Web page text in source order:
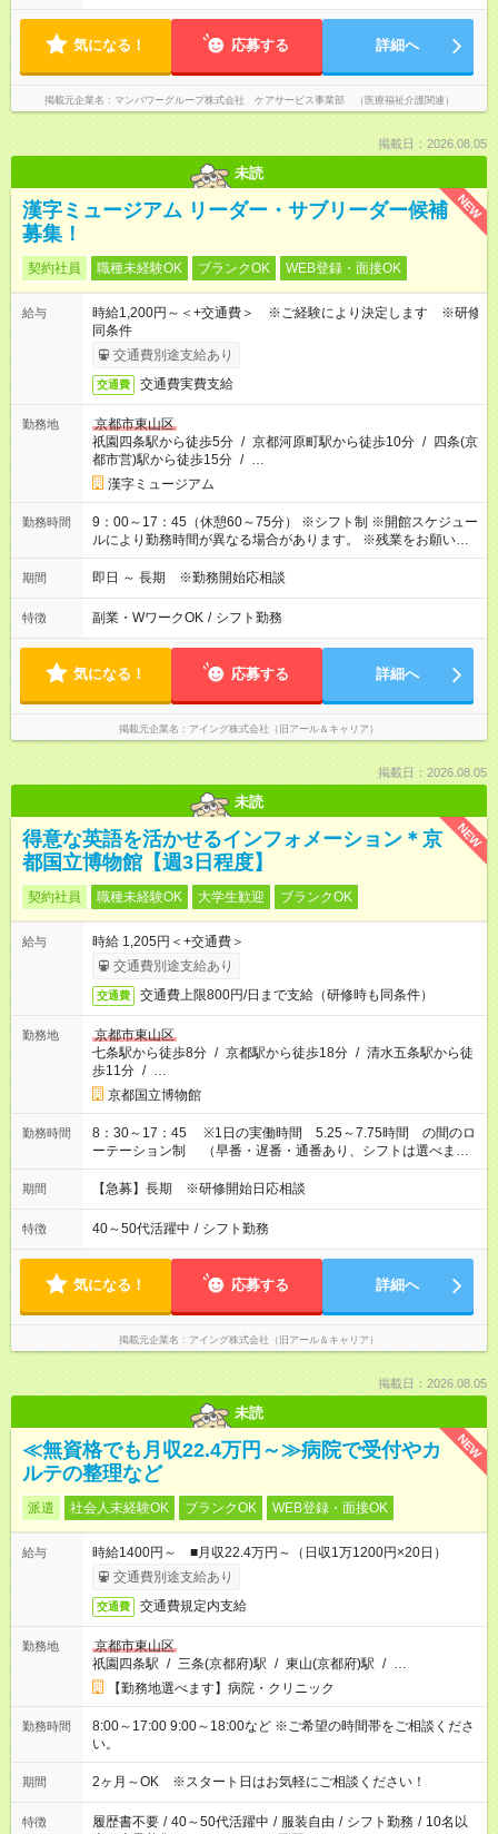
気になる！ 応募する 詳細へ
掲載元企業名 マンパワーグループ株式会社 ケアサービス事業部 （医療福祉介護関連）
掲載日：2026.08.05
未読
NEW
漢字ミュージアム リーダー・サブリーダー候補
募集！
契約社員 職種未経験OK ブランクOK WEB登録・面接OK
給与
時給1,200円～＜+交通費＞ ※ご経験により決定します ※研修
同条件
交通費別途支給あり
交通費 交通費実費支給
勤務地
京都市東山区
祇園四条駅から徒歩5分 / 京都河原町駅から徒歩10分 / 四条(京
都市営)駅から徒歩15分 / …
漢字ミュージアム
勤務時間
9：00～17：45（休憩60～75分） ※シフト制 ※開館スケジュー
ルにより勤務時間が異なる場合があります。 ※残業をお願いす
る場合があります。
期間 即日 ～ 長期 ※勤務開始応相談
特徴 副業・WワークOK / シフト勤務
気になる！ 応募する 詳細へ
掲載元企業名 アイング株式会社（旧アール＆キャリア）
掲載日：2026.08.05
未読
NEW
得意な英語を活かせるインフォメーション＊京
都国立博物館【週3日程度】
契約社員 職種未経験OK 大学生歓迎 ブランクOK
給与
時給 1,205円＜+交通費＞
交通費別途支給あり
交通費 交通費上限800円/日まで支給（研修時も同条件）
勤務地
京都市東山区
七条駅から徒歩8分 / 京都駅から徒歩18分 / 清水五条駅から徒
歩11分 / …
京都国立博物館
勤務時間
8：30～17：45 ※1日の実働時間 5.25～7.75時間 の間のロ
ーテーション制 （早番・遅番・通番あり、シフトは選べませ
ん） ※金の夜間開館の場合は、20：15までのご勤務をお願い
する事がございます。
期間 【急募】長期 ※研修開始日応相談
特徴 40～50代活躍中 / シフト勤務
気になる！ 応募する 詳細へ
掲載元企業名 アイング株式会社（旧アール＆キャリア）
掲載日：2026.08.05
未読
NEW
≪無資格でも月収22.4万円～≫病院で受付やカ
ルテの整理など
派遣 社会人未経験OK ブランクOK WEB登録・面接OK
給与
時給1400円～ ■月収22.4万円～（日収1万1200円×20日）
交通費別途支給あり
交通費 交通費規定内支給
勤務地
京都市東山区
祇園四条駅 / 三条(京都府)駅 / 東山(京都府)駅 / …
【勤務地選べます】病院・クリニック
勤務時間
8:00～17:00 9:00～18:00など ※ご希望の時間帯をご相談くださ
い。
期間 2ヶ月～OK ※スタート日はお気軽にご相談ください！
特徴 履歴書不要 / 40～50代活躍中 / 服装自由 / シフト勤務 / 10名以